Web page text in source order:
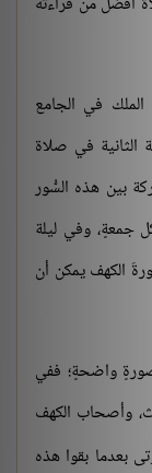
في الجامع
الثانية في صلاة
بين هذه السُّور
جمعةٍ، وفي ليلة
الكهف يمكن أن
واضحةٍ؛ ففي
وأصحاب الكهف
بعدما بقوا هذه